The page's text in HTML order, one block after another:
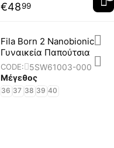
€4899
Fila Born 2 Nanobionic
Γυναικεία Παπούτσια
CODE:
5SW61003-000
Μέγεθος
36 37 38 39 40